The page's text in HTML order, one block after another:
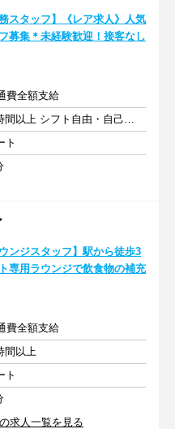
スタッフ】《レア求人》人気
募集＊未経験歓迎！接客なし
費全額支給
週3日以上 1日4時間以上 シフト自由・自己申告
ト
ンジスタッフ】駅から徒歩3
専用ラウンジで飲食物の補充
費全額支給
間以上
ト
求人一覧を見る